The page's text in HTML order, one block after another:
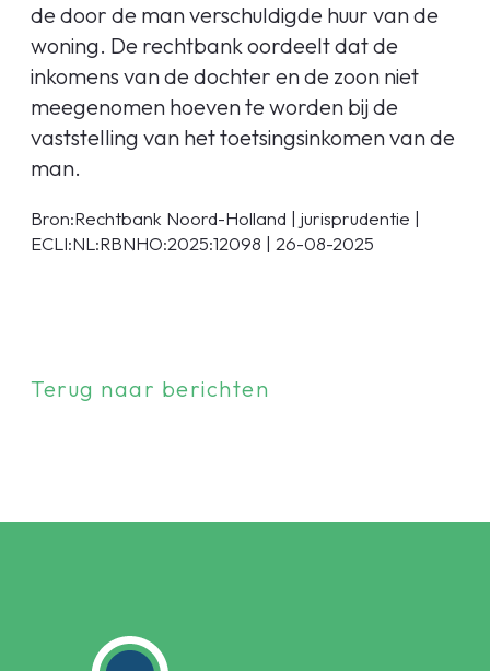
de door de man verschuldigde huur van de
woning. De rechtbank oordeelt dat de
inkomens van de dochter en de zoon niet
meegenomen hoeven te worden bij de
vaststelling van het toetsingsinkomen van de
man.
Bron:Rechtbank Noord-Holland | jurisprudentie |
ECLI:NL:RBNHO:2025:12098 | 26-08-2025
Terug naar berichten